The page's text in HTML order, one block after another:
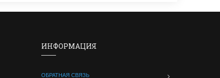
ИНФОРМАЦИЯ
ОБРАТНАЯ СВЯЗЬ